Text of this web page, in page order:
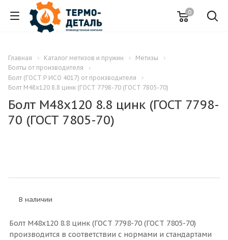
0
Главная Каталог метизов и пружин
Метизы
Болты от производителя
Болт (ГОСТ Р ИСО 4017) от производителя
Болт М48x120 8.8 цинк (ГОСТ 7798-70 (ГОСТ 7805-70)
Болт М48x120 8.8 цинк (ГОСТ 7798-
70 (ГОСТ 7805-70)
В наличии
Болт М48x120 8.8 цинк (ГОСТ 7798-70 (ГОСТ 7805-70)
производится в соответствии с нормами и стандартами